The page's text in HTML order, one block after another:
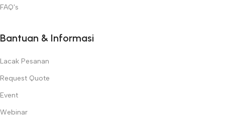
FAQ's
Bantuan & Informasi
Lacak Pesanan
Request Quote
Event
Webinar